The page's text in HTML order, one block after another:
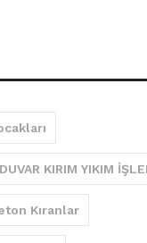
KIRIM YIKIM
Kıranlar